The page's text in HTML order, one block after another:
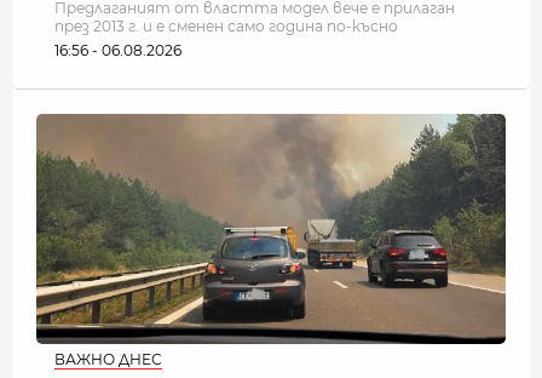
Предлаганият от властта модел вече е прилаган
през 2013 г. и е сменен само година по-късно
16:56 - 06.08.2026
ВАЖНО ДНЕС